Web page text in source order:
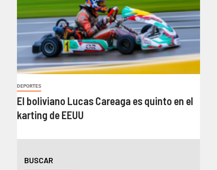
DEPORTES
El boliviano Lucas Careaga es quinto en el
karting de EEUU
BUSCAR